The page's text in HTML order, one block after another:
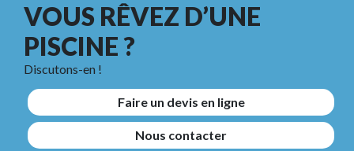
VOUS RÊVEZ D’UNE
PISCINE ?
Discutons-en !
Faire un devis en ligne
Nous contacter